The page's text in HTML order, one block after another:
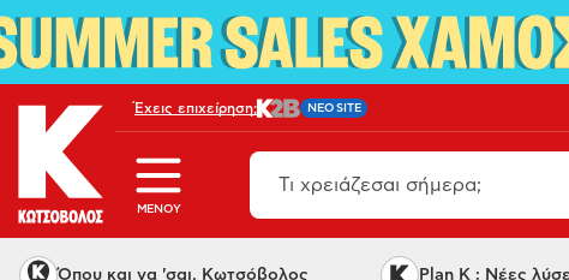
Έχεις επιχείρηση; NEO SITE
MENOY
Όπου και να 'σαι, Κωτσόβολος Plan K : Νέες